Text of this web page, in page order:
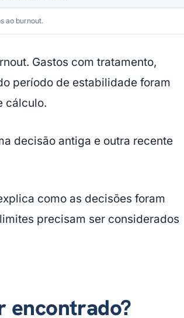
ao burnout.
Gastos com tratamento,
período de estabilidade foram
cálculo.
decisão antiga e outra recente
como as decisões foram
precisam ser considerados
encontrado?